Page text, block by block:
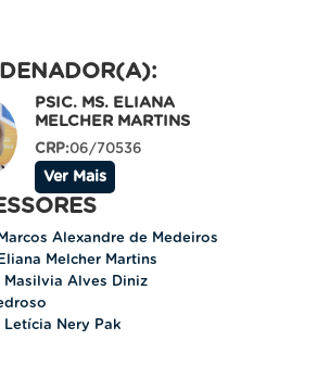
PSIC. MS. ELIANA
MELCHER MARTINS
CRP:06/70536
Ver Mais
Alexandre de Medeiros
Melcher Martins
Masilvia Alves Diniz
Letícia Nery Pak